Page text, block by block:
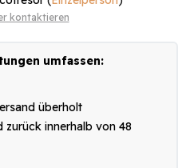
kontaktieren
umfassen:
überholt
zurück innerhalb von 48